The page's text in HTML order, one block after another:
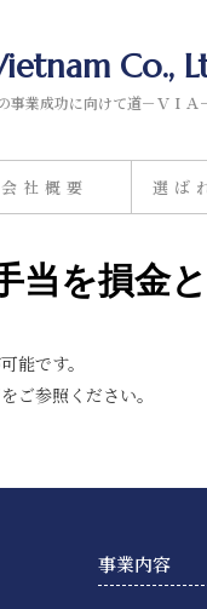
Co.,
事業成功に向けて道－ＶＩＡ
会社概要 選ば
当を損金
能です。
をご参照ください。
事業内容